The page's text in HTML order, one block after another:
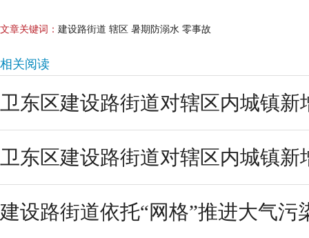
文章关键词： 建设路街道 辖区 暑期防溺水 零事故
相关阅读
卫东区建设路街道对辖区内城镇新
卫东区建设路街道对辖区内城镇新
建设路街道依托“网格”推进大气污